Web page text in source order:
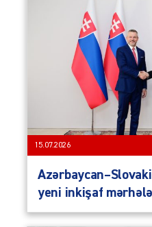
15.07.2026
yeni inkişaf